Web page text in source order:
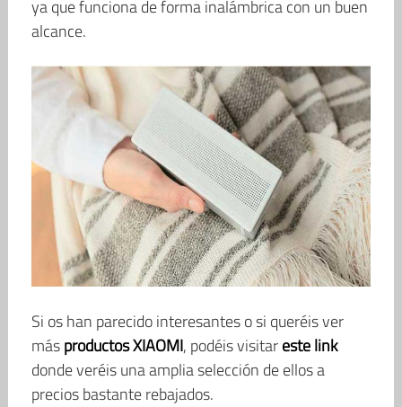
ya que funciona de forma inalámbrica con un buen
alcance.
Si os han parecido interesantes o si queréis ver
másproductos XIAOMI, podéis visitareste link
donde veréis una amplia selección de ellos a
precios bastante rebajados.